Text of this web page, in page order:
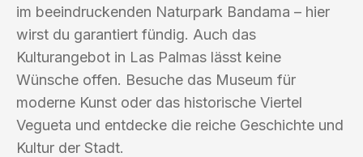
im beeindruckenden Naturpark Bandama – hier
wirst du garantiert fündig. Auch das
Kulturangebot in Las Palmas lässt keine
Wünsche offen. Besuche das Museum für
moderne Kunst oder das historische Viertel
Vegueta und entdecke die reiche Geschichte und
Kultur der Stadt.